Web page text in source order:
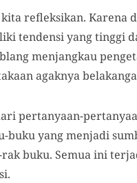
refleksikan. Karena
tendensi yang tinggi
menjangkau
agaknya
pertanyaan-
buku yang menjadi
buku. Semua ini